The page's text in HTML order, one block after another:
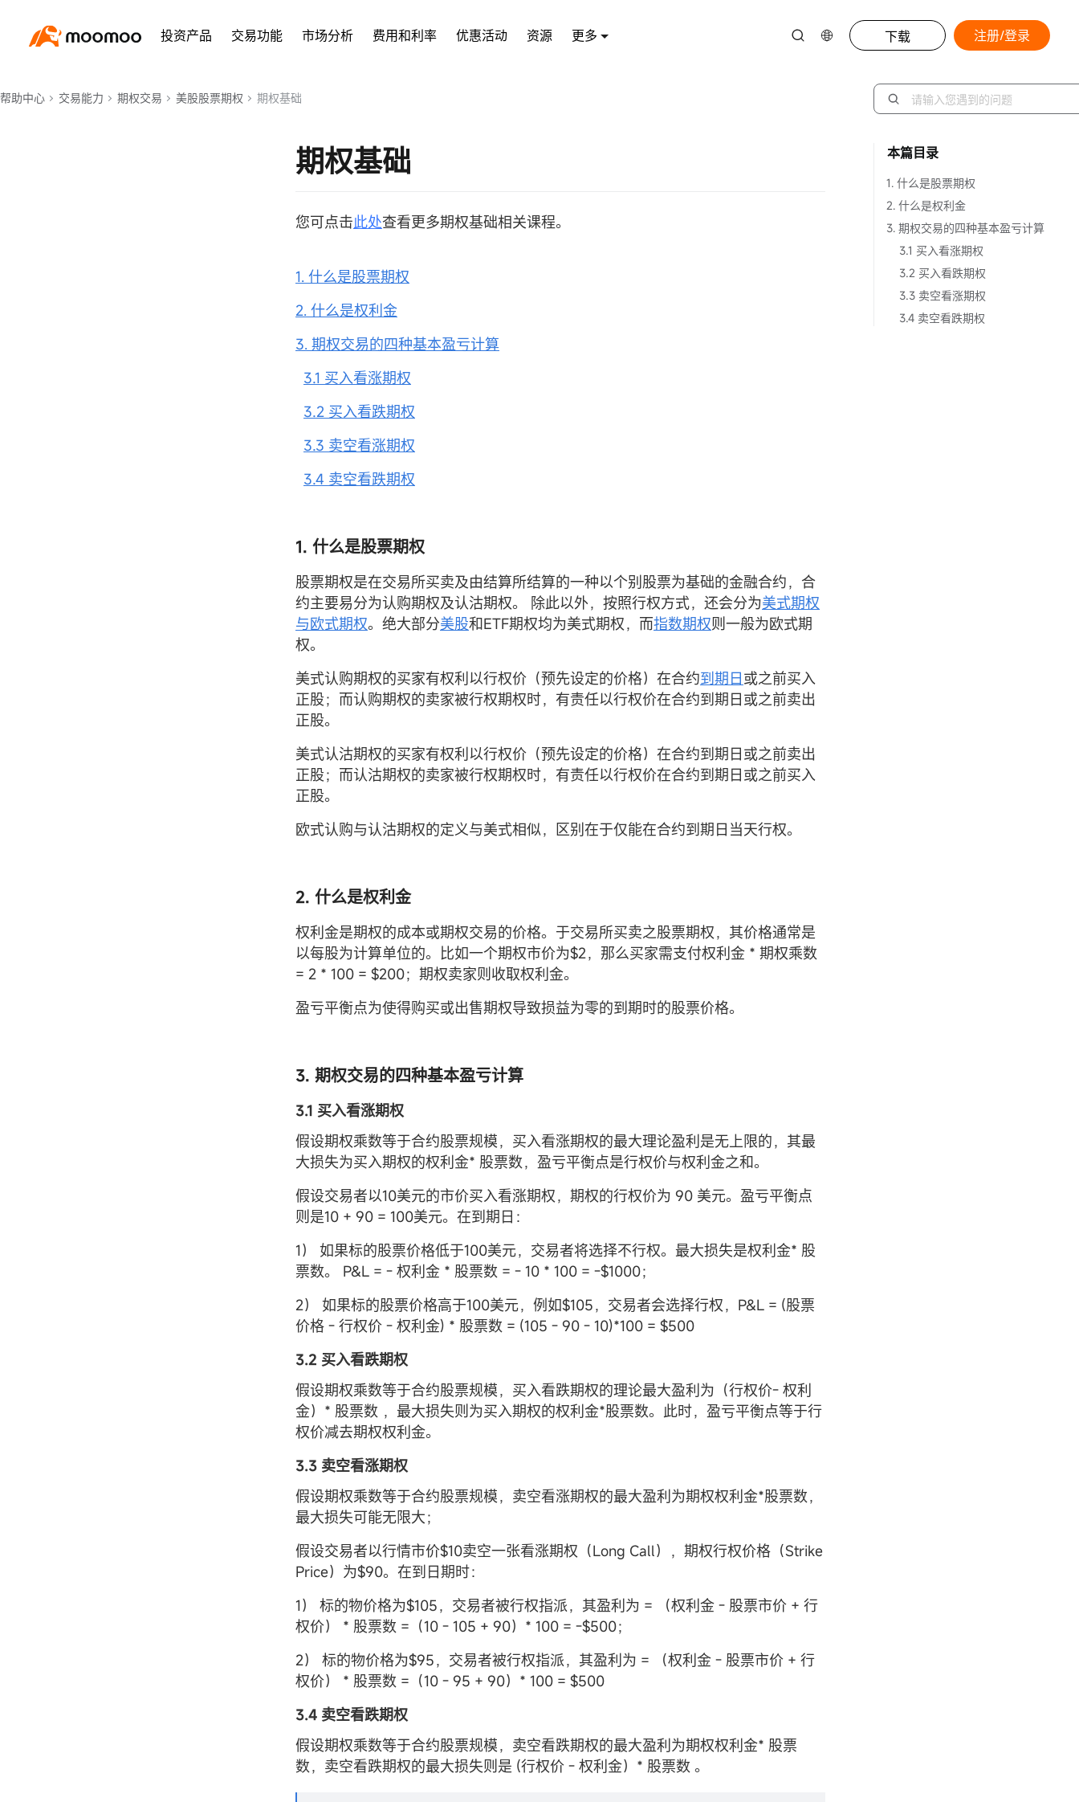
投资产品 交易功能 市场分析 费用和利率 优惠活动 资源 更多 下载 注册/登录
帮助中心 交易能力 期权交易 美股股票期权 期权基础
期权基础
您可点击此处查看更多期权基础相关课程。
1. 什么是股票期权
2. 什么是权利金
3. 期权交易的四种基本盈亏计算
3.1 买入看涨期权
3.2 买入看跌期权
3.3 卖空看涨期权
3.4 卖空看跌期权
1. 什么是股票期权
股票期权是在交易所买卖及由结算所结算的一种以个别股票为基础的金融合约，合
约主要易分为认购期权及认沽期权。 除此以外，按照行权方式，还会分为美式期权
与欧式期权。绝大部分美股和ETF期权均为美式期权，而指数期权则一般为欧式期
权。
美式认购期权的买家有权利以行权价（预先设定的价格）在合约到期日或之前买入
正股；而认购期权的卖家被行权期权时，有责任以行权价在合约到期日或之前卖出
正股。
美式认沽期权的买家有权利以行权价（预先设定的价格）在合约到期日或之前卖出
正股；而认沽期权的卖家被行权期权时，有责任以行权价在合约到期日或之前买入
正股。
欧式认购与认沽期权的定义与美式相似，区别在于仅能在合约到期日当天行权。
2. 什么是权利金
权利金是期权的成本或期权交易的价格。于交易所买卖之股票期权，其价格通常是
以每股为计算单位的。比如一个期权市价为$2，那么买家需支付权利金 * 期权乘数
= 2 * 100 = $200；期权卖家则收取权利金。
盈亏平衡点为使得购买或出售期权导致损益为零的到期时的股票价格。
3. 期权交易的四种基本盈亏计算
3.1 买入看涨期权
假设期权乘数等于合约股票规模，买入看涨期权的最大理论盈利是无上限的，其最
大损失为买入期权的权利金* 股票数，盈亏平衡点是行权价与权利金之和。
假设交易者以10美元的市价买入看涨期权，期权的行权价为 90 美元。盈亏平衡点
则是10 + 90 = 100美元。在到期日：
1） 如果标的股票价格低于100美元，交易者将选择不行权。最大损失是权利金* 股
票数。 P&L = - 权利金 * 股票数 = - 10 * 100 = -$1000；
2） 如果标的股票价格高于100美元，例如$105，交易者会选择行权，P&L = (股票
价格 - 行权价 - 权利金) * 股票数 = (105 - 90 - 10)*100 = $500
3.2 买入看跌期权
假设期权乘数等于合约股票规模，买入看跌期权的理论最大盈利为（行权价- 权利
金）* 股票数 ，最大损失则为买入期权的权利金*股票数。此时，盈亏平衡点等于行
权价减去期权权利金。
3.3 卖空看涨期权
假设期权乘数等于合约股票规模，卖空看涨期权的最大盈利为期权权利金*股票数，
最大损失可能无限大；
假设交易者以行情市价$10卖空一张看涨期权（Long Call），期权行权价格（Strike
Price）为$90。在到日期时：
1） 标的物价格为$105，交易者被行权指派，其盈利为 = （权利金 - 股票市价 + 行
权价） * 股票数 =（10 - 105 + 90）* 100 = -$500；
2） 标的物价格为$95，交易者被行权指派，其盈利为 = （权利金 - 股票市价 + 行
权价） * 股票数 =（10 - 95 + 90）* 100 = $500
3.4 卖空看跌期权
假设期权乘数等于合约股票规模，卖空看跌期权的最大盈利为期权权利金* 股票
数，卖空看跌期权的最大损失则是 (行权价 - 权利金）* 股票数 。
本篇目录
1. 什么是股票期权
2. 什么是权利金
3. 期权交易的四种基本盈亏计算
3.1 买入看涨期权
3.2 买入看跌期权
3.3 卖空看涨期权
3.4 卖空看跌期权